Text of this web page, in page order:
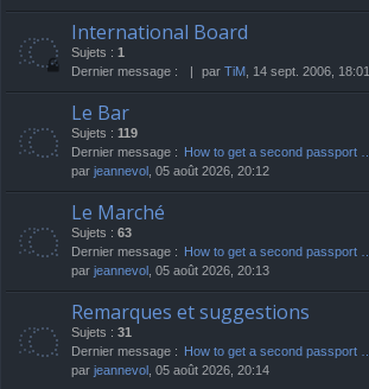
International Board
Sujets : 1
Dernier message :
par TiM , 14 sept. 2006, 18:01
Le Bar
Sujets : 119
Dernier message : How to get a second passport …
par jeannevol , 05 août 2026, 20:12
Le Marché
Sujets : 63
Dernier message : How to get a second passport …
par jeannevol , 05 août 2026, 20:13
Remarques et suggestions
Sujets : 31
Dernier message : How to get a second passport …
par jeannevol , 05 août 2026, 20:14